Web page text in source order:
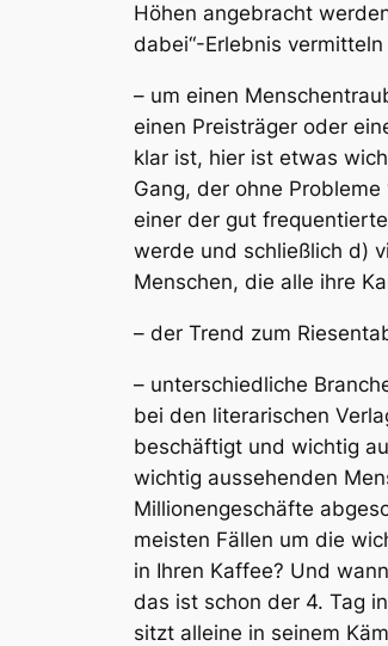
Höhen angebracht
dabei“-Erlebnis vermitteln
– um einen
einen Preisträger oder
klar ist, hier ist etwas
Gang, der ohne
einer der gut
werde und schließlich d)
Menschen, die alle ihre
– der Trend zum
– unterschiedliche
bei den literarischen
beschäftigt und wichtig
wichtig aussehenden
Millionengeschäfte
meisten Fällen um die
in Ihren Kaffee? Und
das ist schon der 4. Tag
sitzt alleine in seinem